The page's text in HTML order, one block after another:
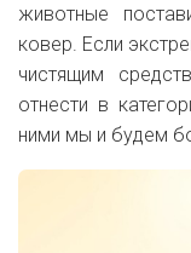
животные
ковер. Если
чистящим
отнести в
ними мы и будем